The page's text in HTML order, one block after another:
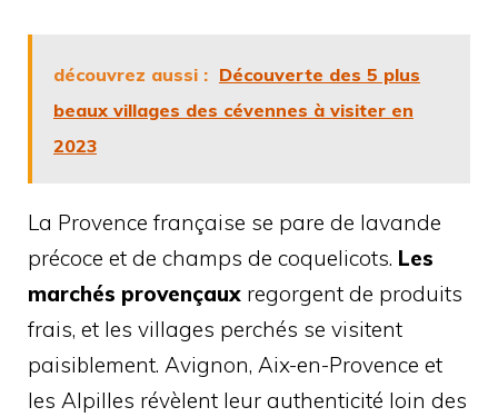
découvrez aussi : Découverte des 5 plus
beaux villages des cévennes à visiter en
2023
La Provence française se pare de lavande
précoce et de champs de coquelicots. Les
marchés provençaux regorgent de produits
frais, et les villages perchés se visitent
paisiblement. Avignon, Aix-en-Provence et
les Alpilles révèlent leur authenticité loin des